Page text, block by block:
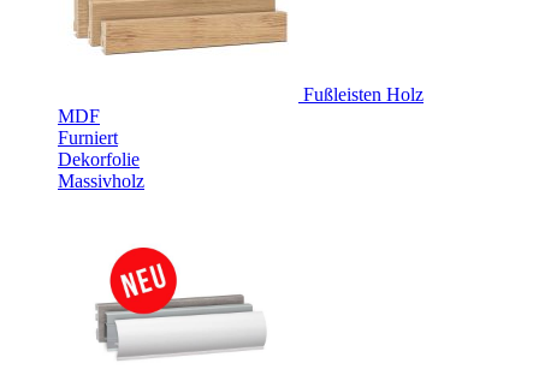
Fußleisten Holz
MDF
Furniert
Dekorfolie
Massivholz